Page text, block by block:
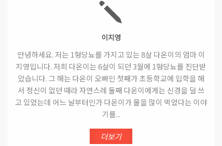
이지영
안녕하세요. 저는 1형당뇨를 가지고 있는 8살 다온이의 엄마 이
지영입니다. 저희 다온이는 6살이 되던 3월에 1형당뇨를 진단받
았습니다. 그 해는 다온이 오빠인 첫째가 초등학교에 입학을 해
서 정신이 없던 때라 자연스레 둘째 다온이에게는 신경을 덜 쓰
고 있었는데 어느 날부터인가 다온이가 물을 많이 먹었다는 이야
기를...
더보기